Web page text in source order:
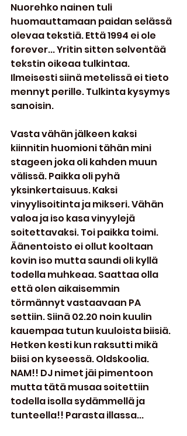
Nuorehko nainen tuli
huomauttamaan paidan selässä
olevaa tekstiä. Että 1994 ei ole
forever... Yritin sitten selventää
tekstin oikeaa tulkintaa.
Ilmeisesti siinä metelissä ei tieto
mennyt perille. Tulkinta kysymys
sanoisin.
Vasta vähän jälkeen kaksi
kiinnitin huomioni tähän mini
stageen joka oli kahden muun
välissä. Paikka oli pyhä
yksinkertaisuus. Kaksi
vinyylisoitinta ja mikseri. Vähän
valoa ja iso kasa vinyylejä
soitettavaksi. Toi paikka toimi.
Äänentoisto ei ollut kooltaan
kovin iso mutta saundi oli kyllä
todella muhkeaa. Saattaa olla
että olen aikaisemmin
törmännyt vastaavaan PA
settiin. Siinä 02.20 noin kuulin
kauempaa tutun kuuloista biisiä.
Hetken kesti kun raksutti mikä
biisi on kyseessä. Oldskoolia.
NAM!! DJ nimet jäi pimentoon
mutta tätä musaa soitettiin
todella isolla sydämmellä ja
tunteella!! Parasta illassa...